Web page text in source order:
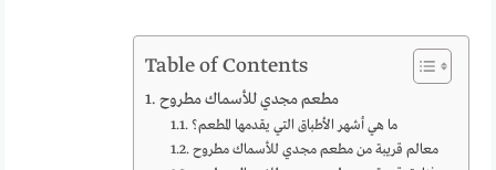
Table of Contents
مطعم مجدي للأسماك مطروح
ما هي أشهر الأطباق التي يقدمها المطعم؟
معالم قريبة من مطعم مجدي للأسماك مطروح